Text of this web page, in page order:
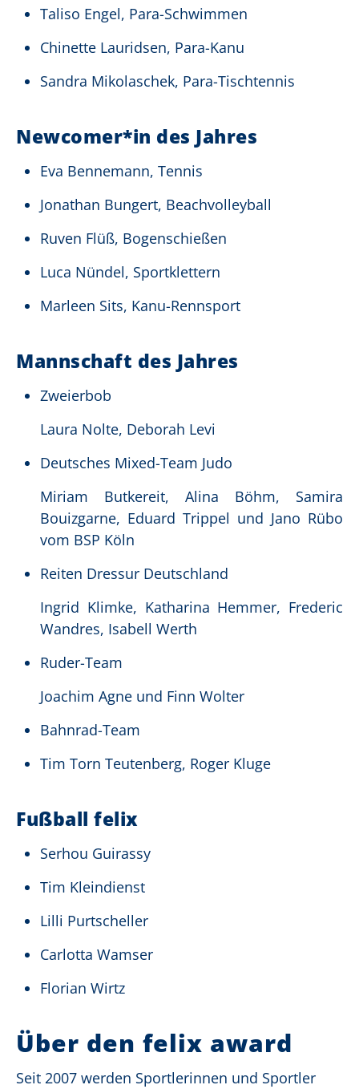
Taliso Engel, Para-Schwimmen
Chinette Lauridsen, Para-Kanu
Sandra Mikolaschek, Para-Tischtennis
Newcomer*in des Jahres
Eva Bennemann, Tennis
Jonathan Bungert, Beachvolleyball
Ruven Flüß, Bogenschießen
Luca Nündel, Sportklettern
Marleen Sits, Kanu-Rennsport
Mannschaft des Jahres
Zweierbob
Laura Nolte, Deborah Levi
Deutsches Mixed-Team Judo
Miriam Butkereit, Alina Böhm, Samira
Bouizgarne, Eduard Trippel und Jano Rübo
vom BSP Köln
Reiten Dressur Deutschland
Ingrid Klimke, Katharina Hemmer, Frederic
Wandres, Isabell Werth
Ruder-Team
Joachim Agne und Finn Wolter
Bahnrad-Team
Tim Torn Teutenberg, Roger Kluge
Fußball felix
Serhou Guirassy
Tim Kleindienst
Lilli Purtscheller
Carlotta Wamser
Florian Wirtz
Über den felix award
Seit 2007 werden Sportlerinnen und Sportler